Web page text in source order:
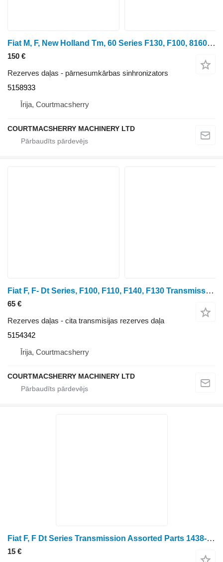
Fiat M, F, New Holland Tm, 60 Series F130, F100, 8160 Synchronizer 51 5158933 pārnesumkārbas sinhronizators paredzēts New Holland TM115, TM120, TM125, TM130, TM140 riteņtraktora
150 €
Rezerves daļas - pārnesumkārbas sinhronizators
5158933
Īrija, Courtmacsherry
COURTMACSHERRY MACHINERY LTD
Fiat F, F- Dt Series, F100, F110, F140, F130 Transmission Cover 5154 5154342
65 €
Rezerves daļas - cita transmisijas rezerves daļa
5154342
Īrija, Courtmacsherry
COURTMACSHERRY MACHINERY LTD
Fiat F, F Dt Series Transmission Assorted Parts 1438-010818-141956030
15 €